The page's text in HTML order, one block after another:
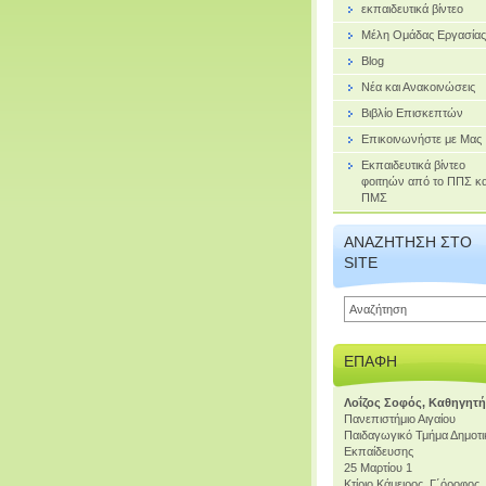
εκπαιδευτικά βίντεο
Μέλη Ομάδας Εργασίας
Blog
Νέα και Ανακοινώσεις
Βιβλίο Επισκεπτών
Επικοινωνήστε με Μας
Εκπαιδευτικά βίντεο
φοιτηών από το ΠΠΣ
ΠΜΣ
ΑΝΑΖΉΤΗΣΗ ΣΤΟ
SITE
ΕΠΑΦΉ
Λοΐζος Σοφός,
Πανεπιστήμιο Αιγαίου
Παιδαγωγικό Τμήμα
Εκπαίδευσης
25 Μαρτίου 1